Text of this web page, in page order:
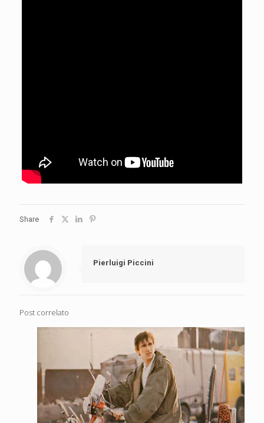
Share
Pierluigi Piccini
Post correlato